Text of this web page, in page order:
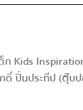
ปิ่นประทีป (ตุ๊